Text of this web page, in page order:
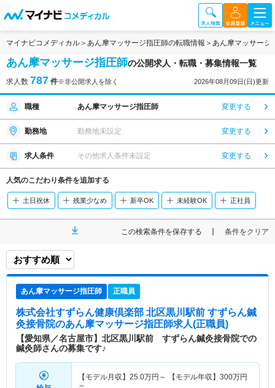
マイナビコメディカル あん摩マッサージ指圧師の転職情報 あん摩マッサージ
あん摩マッサージ指圧師の公開求人・転職・募集情報一覧
求人数 787 件※非公開求人を除く 2026年08月09日(日)更新
職種 あん摩マッサージ指圧師 変更する
勤務地 勤務地未設定 変更する
求人条件 その他求人条件未設定 変更する
人気のこだわり条件を追加する
土日祝休 残業少なめ 新卒OK 未経験OK 正社員
この検索条件を保存する 条件をクリア
あん摩マッサージ指圧師 正職員
株式会社すずらん健康倶楽部 北区黒川駅前 すずらん鍼
灸接骨院のあん摩マッサージ指圧師求人(正職員)
【愛知県／名古屋市】北区黒川駅前 すずらん鍼灸接骨院での
鍼灸師さんの募集です♪
【モデル月収】 25.0万円～ 【モデル年収】 300万円
～